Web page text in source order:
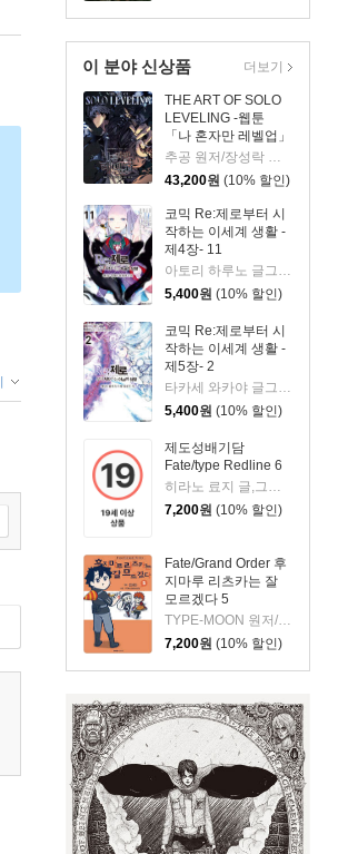
이 분야 신상품
THE ART OF SOLO
LEVELING -웹툰
「나 혼자만 레벨업」
공식 아트북-
추공 원저/장성락 그림
43,200원 (10% 할인)
코믹 Re:제로부터 시
작하는 이세계 생활 -
제4장- 11
아토리 하루노 글그림/나가츠키 탓페이 원저/김동수 역
5,400원 (10% 할인)
코믹 Re:제로부터 시
작하는 이세계 생활 -
제5장- 2
타카세 와카야 글그림/나가츠키 탓페이 원저/김동수 역
5,400원 (10% 할인)
제도성배기담
Fate/type Redline 6
히라노 료지 글,그림/케이켄치,TYPE-MOON 원저/정홍식 역
7,200원 (10% 할인)
Fate/Grand Order 후
지마루 리츠카는 잘
모르겠다 5
TYPE-MOON 원저/츠치다 글그림/정홍식 역
7,200원 (10% 할인)
더보기